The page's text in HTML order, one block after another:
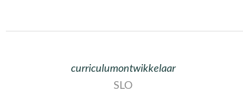
curriculumontwikkelaar
SLO